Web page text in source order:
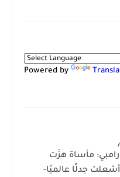
Powered by
مأساة هزّت
جدلًا عالميًا-